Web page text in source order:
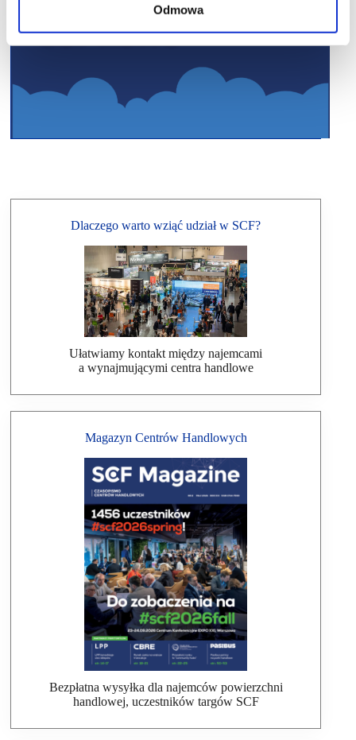
Odmowa
Dlaczego warto wziąć udział w SCF?
Ułatwiamy kontakt między najemcami
a wynajmującymi centra handlowe
Magazyn Centrów Handlowych
Bezpłatna wysyłka dla najemców powierzchni
handlowej, uczestników targów SCF